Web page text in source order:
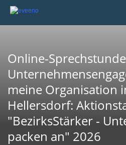
Online-
meine Organisation
Hellersdorf:
"BezirksStärker -
packen an" 2026